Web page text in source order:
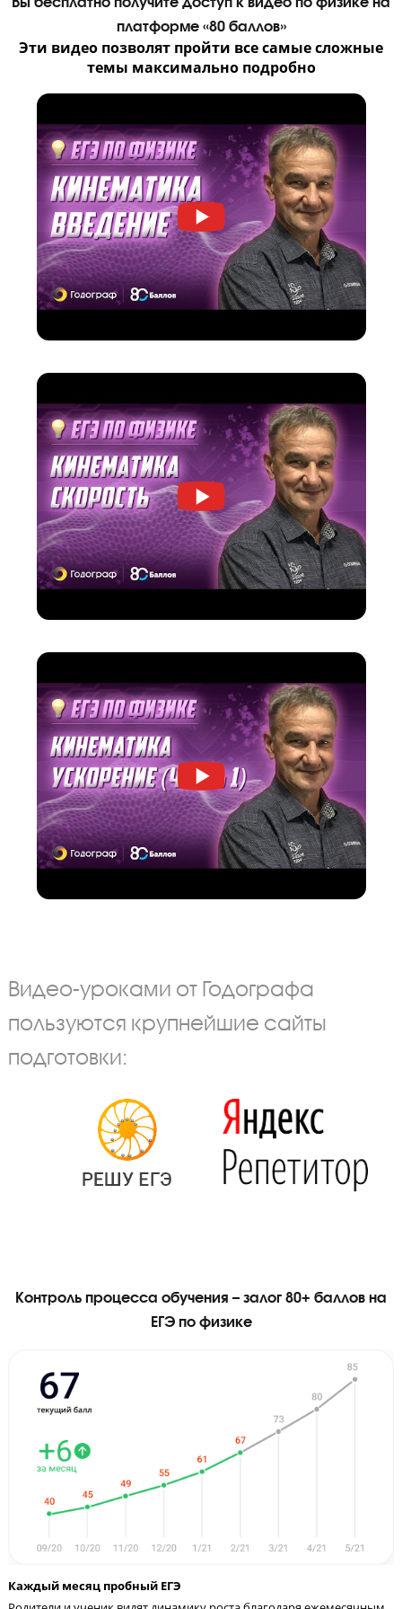
Я даю согласие наобработку персональных данных
принимаюполитику конфиденциальности
Я согласен получать
рекламные и информационные сообщения
Эти видео позволят пройти все самые
темы максимально подробно
Видео-уроками от Годографа
пользуются крупнейшие сайты